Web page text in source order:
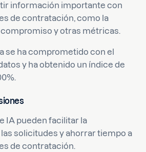
información importante con
de contratación, como la
y otras métricas.
se ha comprometido con el
y ha obtenido un índice de
IA pueden facilitar la
solicitudes y ahorrar tiempo a
de contratación.